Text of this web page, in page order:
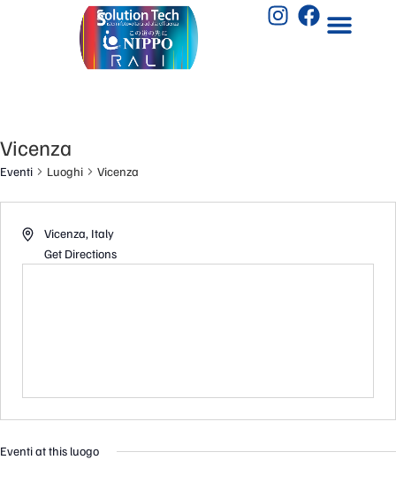
Vicenza
Eventi Luoghi Vicenza
Vicenza, Italy
Get Directions
Eventi at this luogo